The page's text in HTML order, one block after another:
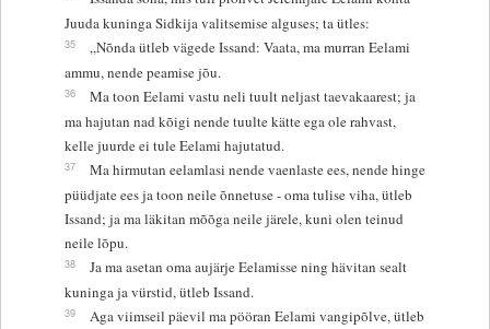
Juuda kuninga Sidkija valitsemise alguses; ta ütles:
35
„Nõnda ütleb vägede Issand: Vaata, ma murran Eelami
ammu, nende peamise jõu.
36
Ma toon Eelami vastu neli tuult neljast taevakaarest; ja
ma hajutan nad kõigi nende tuulte kätte ega ole rahvast,
kelle juurde ei tule Eelami hajutatud.
37
Ma hirmutan eelamlasi nende vaenlaste ees, nende hinge
püüdjate ees ja toon neile õnnetuse - oma tulise viha, ütleb
Issand; ja ma läkitan mõõga neile järele, kuni olen teinud
neile lõpu.
38
Ja ma asetan oma aujärje Eelamisse ning hävitan sealt
kuninga ja vürstid, ütleb Issand.
39
Aga viimseil päevil ma pööran Eelami vangipõlve, ütleb